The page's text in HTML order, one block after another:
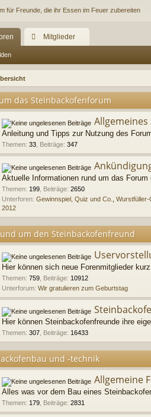
Mitglieder
das Steinbackofenforum
Anleitung und Tipps zur Nutzung des
Themen: 33 Beiträge: 347
Aktuelle Informationen rund um das
Themen: 199 Beiträge: 2650
Unterforen: Gewinnspiel, Quiz und Co. Wurstfüller-
2012
um den Steinbackofenfreund
Hier können sich neue Forenmitglieder
Themen: 759 Beiträge: 10912
Unterforum: Wir gratulieren zum Geburtstag
Hier können Steinbackofenfreunde ihre
Themen: 307 Beiträge: 16433
und -technik
Allgemeine
Alles was vor dem Bau eines
Themen: 179 Beiträge: 2831